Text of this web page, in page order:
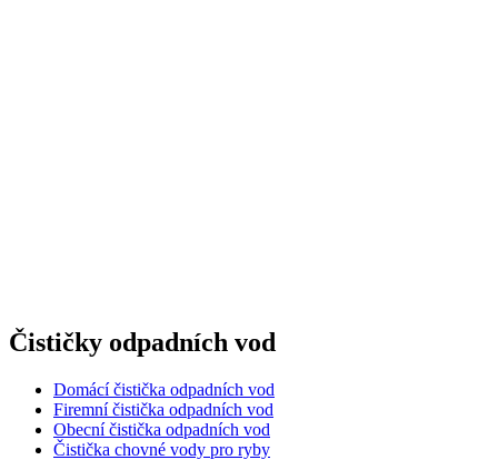
Čističky odpadních vod
Domácí čistička odpadních vod
Firemní čistička odpadních vod
Obecní čistička odpadních vod
Čistička chovné vody pro ryby